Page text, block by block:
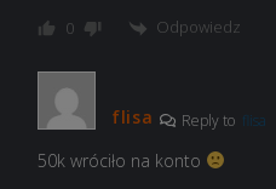
0 Odpowiedz
flisa Reply to flisa
50k wróciło na konto